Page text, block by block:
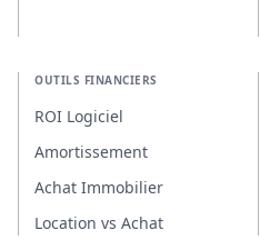
OUTILS FINANCIERS
ROI Logiciel
Amortissement
Achat Immobilier
Location vs Achat